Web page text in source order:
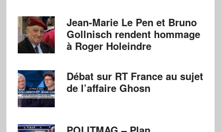
Jean-Marie Le Pen et Bruno
Gollnisch rendent hommage
à Roger Holeindre
Débat sur RT France au sujet
de l’affaire Ghosn